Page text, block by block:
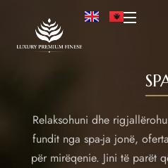
Relaksohuni dhe
fundit nga spa-ja jonë,
për mirëqenie. Jini të parët